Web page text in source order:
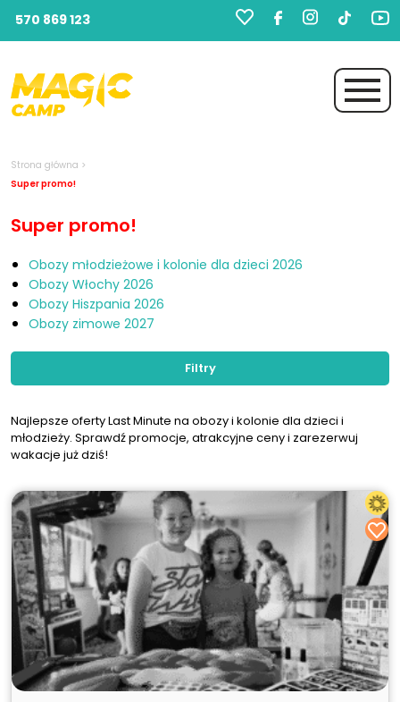
570 869 123
Strona główna >
Super promo!
Super promo!
Obozy młodzieżowe i kolonie dla dzieci 2026
Obozy Włochy 2026
Obozy Hiszpania 2026
Obozy zimowe 2027
Filtry
Najlepsze oferty Last Minute na obozy i kolonie dla dzieci i
młodzieży. Sprawdź promocje, atrakcyjne ceny i zarezerwuj
wakacje już dziś!